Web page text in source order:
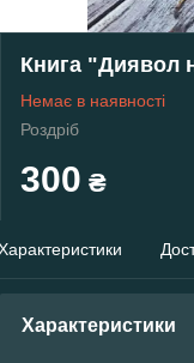
Книга "Диявол
Немає в наявності
Роздріб
300 ₴
Характеристики